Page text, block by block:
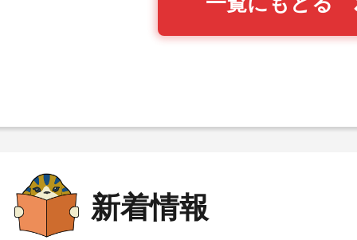
新着情報